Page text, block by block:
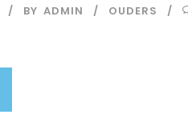
BY ADMIN OUDERS